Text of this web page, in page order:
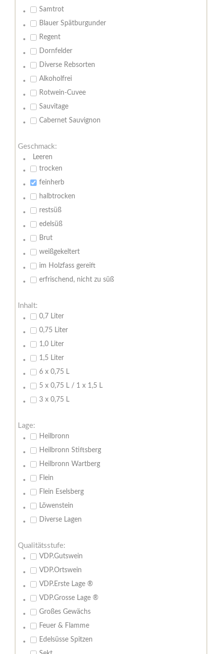
Samtrot
Blauer Spätburgunder
Regent
Dornfelder
Diverse Rebsorten
Alkoholfrei
Rotwein-Cuvee
Sauvitage
Cabernet Sauvignon
Geschmack:
Leeren
trocken
feinherb
halbtrocken
restsüß
edelsüß
Brut
weißgekeltert
im Holzfass gereift
erfrischend, nicht zu süß
Inhalt:
0,7 Liter
0,75 Liter
1,0 Liter
1,5 Liter
6 x 0,75 L
5 x 0,75 L / 1 x 1,5 L
3 x 0,75 L
Lage:
Heilbronn
Heilbronn Stiftsberg
Heilbronn Wartberg
Flein
Flein Eselsberg
Löwenstein
Diverse Lagen
Qualitätsstufe:
VDP.Gutswein
VDP.Ortswein
VDP.Erste Lage ®
VDP.Grosse Lage ®
Großes Gewächs
Feuer & Flamme
Edelsüsse Spitzen